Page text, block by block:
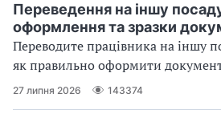
Переведення на іншу
оформлення та зразки
Переводите працівника на іншу
як правильно оформити
27 липня 2026 143374